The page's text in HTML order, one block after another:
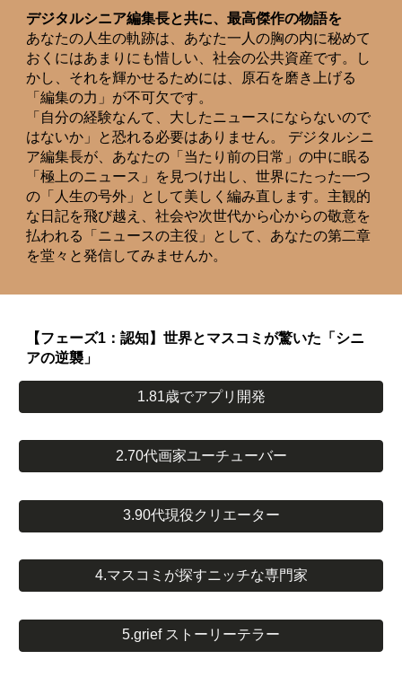
デジタルシニア編集長と共に、最高傑作の物語を
あなたの人生の軌跡は、あなた一人の胸の内に秘めて
おくにはあまりにも惜しい、社会の公共資産です。し
かし、それを輝かせるためには、原石を磨き上げる
「編集の力」が不可欠です。
「自分の経験なんて、大したニュースにならないので
はないか」と恐れる必要はありません。 デジタルシニ
ア編集長が、あなたの「当たり前の日常」の中に眠る
「極上のニュース」を見つけ出し、世界にたった一つ
の「人生の号外」として美しく編み直します。主観的
な日記を飛び越え、社会や次世代から心からの敬意を
払われる「ニュースの主役」として、あなたの第二章
を堂々と発信してみませんか。
【フェーズ1：認知】世界とマスコミが驚いた「シニ
アの逆襲」
1.81歳でアプリ開発
2.70代画家ユーチューバー
3.90代現役クリエーター
4.マスコミが探すニッチな専門家
5.grief ストーリーテラー